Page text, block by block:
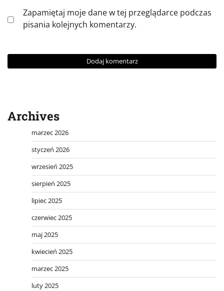
Zapamiętaj moje dane w tej przeglądarce podczas
pisania kolejnych komentarzy.
Archives
marzec 2026
styczeń 2026
wrzesień 2025
sierpień 2025
lipiec 2025
czerwiec 2025
maj 2025
kwiecień 2025
marzec 2025
luty 2025